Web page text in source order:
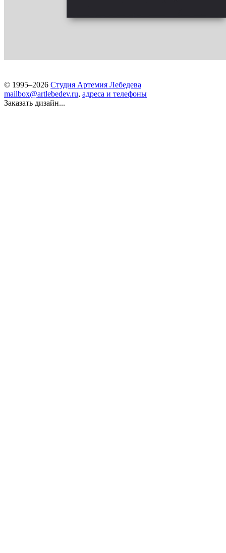
© 1995–2026 Студия Артемия Лебедева
mailbox@artlebedev.ru, адреса и телефоны
Заказать дизайн...